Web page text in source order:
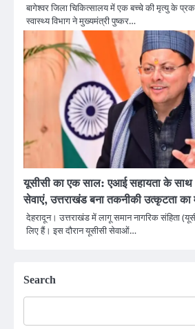
बागेश्वर जिला चिकित्सालय में एक बच्चे की मृत्यु के
स्वास्थ्य विभाग ने मुख्यमंत्री पुष्कर…
यूसीसी का एक साल: एआई सहायता के
सेवाएं, उत्तराखंड बना तकनीकी उत्कृटता
देहरादून। उत्तराखंड में लागू समान नागरिक संहिता
लिए हैं। इस दौरान यूसीसी सेवाओं…
Search